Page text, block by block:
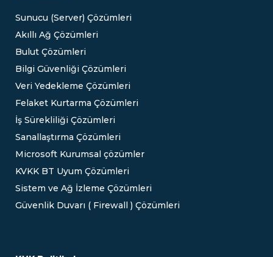
Sunucu (Server) Çözümleri
Akıllı Ağ Çözümleri
Bulut Çözümleri
Bilgi Güvenliği Çözümleri
Veri Yedekleme Çözümleri
Felaket Kurtarma Çözümleri
İş Sürekliliği Çözümleri
Sanallaştırma Çözümleri
Microsoft Kurumsal çözümler
KVKK BT Uyum Çözümleri
Sistem ve Ağ İzleme Çözümleri
Güvenlik Duvarı ( Firewall ) Çözümleri